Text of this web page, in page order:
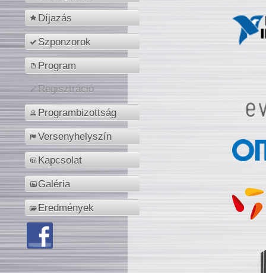
Díjazás
Szponzorok
Program
Regisztráció
Programbizottság
Versenyhelyszín
Kapcsolat
Galéria
Eredmények